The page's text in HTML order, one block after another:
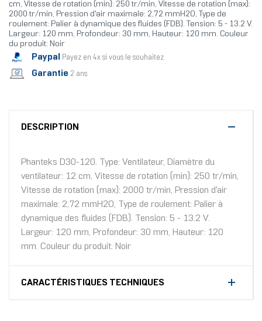
cm, Vitesse de rotation (min): 250 tr/min, Vitesse de rotation (max):
2000 tr/min, Pression d'air maximale: 2,72 mmH2O, Type de
roulement: Palier à dynamique des fluides (FDB). Tension: 5 - 13.2 V.
Largeur: 120 mm, Profondeur: 30 mm, Hauteur: 120 mm. Couleur
du produit: Noir
Paypal Payez en 4x si vous le souhaitez
Garantie 2 ans
DESCRIPTION
Phanteks D30-120. Type: Ventilateur, Diamètre du
ventilateur: 12 cm, Vitesse de rotation (min): 250 tr/min,
Vitesse de rotation (max): 2000 tr/min, Pression d'air
maximale: 2,72 mmH2O, Type de roulement: Palier à
dynamique des fluides (FDB). Tension: 5 - 13.2 V.
Largeur: 120 mm, Profondeur: 30 mm, Hauteur: 120
mm. Couleur du produit: Noir
CARACTÉRISTIQUES TECHNIQUES